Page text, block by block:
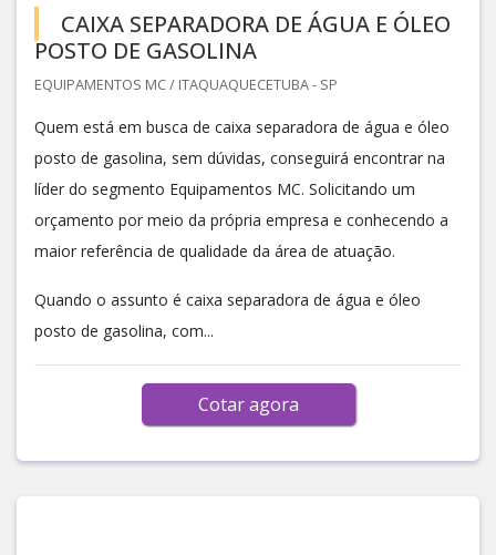
CAIXA SEPARADORA DE ÁGUA E ÓLEO
POSTO DE GASOLINA
EQUIPAMENTOS MC / ITAQUAQUECETUBA - SP
Quem está em busca de caixa separadora de água e óleo
posto de gasolina, sem dúvidas, conseguirá encontrar na
líder do segmento Equipamentos MC. Solicitando um
orçamento por meio da própria empresa e conhecendo a
maior referência de qualidade da área de atuação.
Quando o assunto é caixa separadora de água e óleo
posto de gasolina, com...
Cotar agora